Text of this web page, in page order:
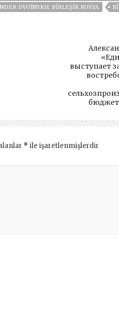
DVOINYKH: BIRLEŞIK RUSYA
выступает
* ile işaretlenmişlerdir